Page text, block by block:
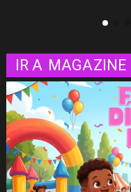
IR A MAGAZINE